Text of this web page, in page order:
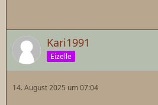
Kari1991
Eizelle
14. August 2025 um 07:04